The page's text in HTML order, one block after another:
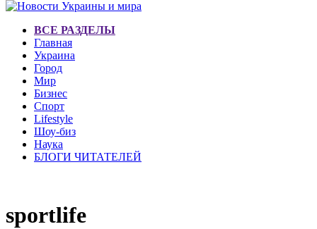
ВСЕ РАЗДЕЛЫ
Главная
Украина
Город
Мир
Бизнес
Спорт
Lifestyle
Шоу-биз
Наука
БЛОГИ ЧИТАТЕЛЕЙ
sportlife